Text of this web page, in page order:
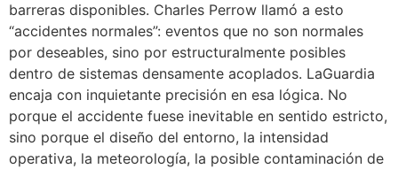
barreras disponibles. Charles Perrow llamó a esto
“accidentes normales”: eventos que no son normales
por deseables, sino por estructuralmente posibles
dentro de sistemas densamente acoplados. LaGuardia
encaja con inquietante precisión en esa lógica. No
porque el accidente fuese inevitable en sentido estricto,
sino porque el diseño del entorno, la intensidad
operativa, la meteorología, la posible contaminación de